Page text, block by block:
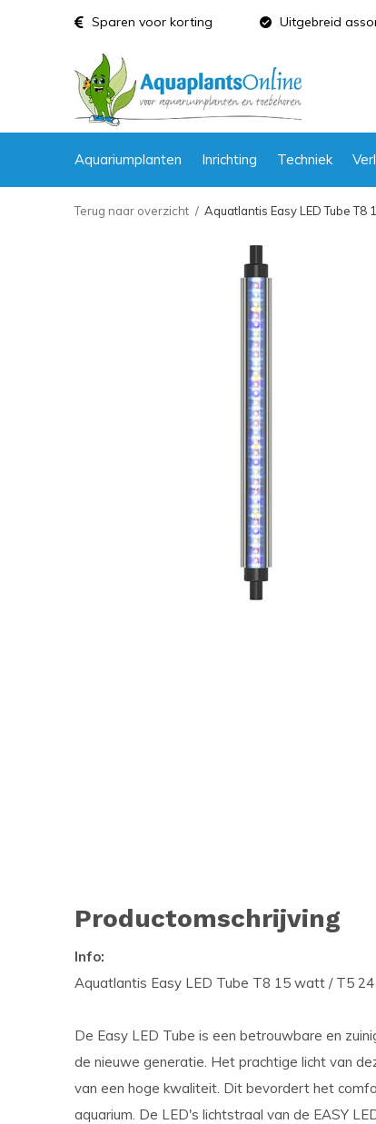
Aquariumplanten Inrichting Techniek
Sparen voor korting Uitgebreid
Terug naar overzicht Aquatlantis Easy LED Tube T8
Productomschrijving
Info:
Aquatlantis Easy LED Tube T8 15 watt / T5
De Easy LED Tube is een betrouwbare en
de nieuwe generatie. Het prachtige licht van
van een hoge kwaliteit. Dit bevordert het
aquarium. De LED's lichtstraal van de EASY